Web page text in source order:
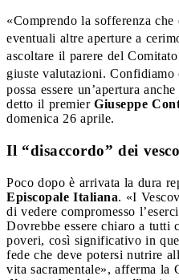
«Comprendo la sofferenza
eventuali altre aperture a
ascoltare il parere del
giuste valutazioni. Confidiamo
possa essere un’apertura
detto il premier Giuseppe
domenica 26 aprile.
Il “disaccordo” dei
Poco dopo è arrivata la dura
Episcopale Italiana. «I
di vedere compromesso
Dovrebbe essere chiaro a tutti
poveri, così significativo in
fede che deve potersi nutrire
vita sacramentale», afferma